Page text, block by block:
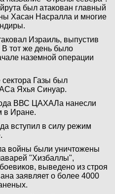
был атакован главный
Хасан Насралла и многие
Израиль, выпустив
В тот же день было
наземной операции
сектора Газы был
Яхья Синуар.
ВВС ЦАХАЛа нанесли
в Иране.
вступил в силу режим
войны были уничтожены
"Хизбаллы",
выведено из строя
заявляет о более 4000